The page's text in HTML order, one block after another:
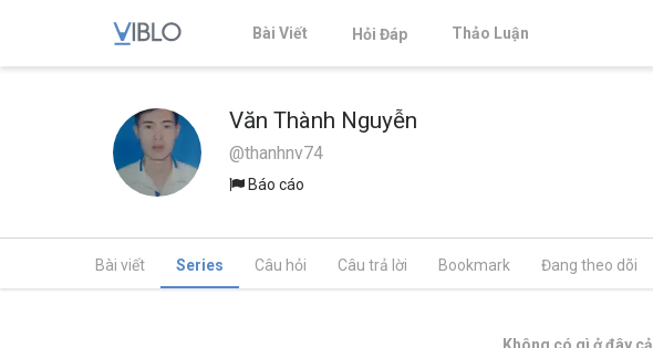
Bài Viết Hỏi Đáp Thảo Luận
Văn Thành Nguyễn
@thanhnv74
Báo cáo
Bài viết Series Câu hỏi Câu trả lời Bookmark Đang theo dõi